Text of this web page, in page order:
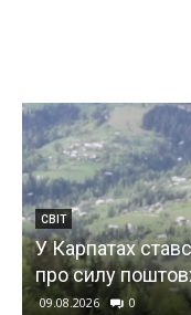
КИЇВ
Сотні будинків
районах
09.08.2026